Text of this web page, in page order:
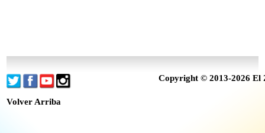
Copyright © 2013-2026 El
Volver Arriba